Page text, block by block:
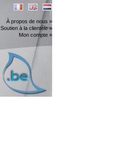
À propos de nous »
Soutien à la clientèle »
Mon compte »